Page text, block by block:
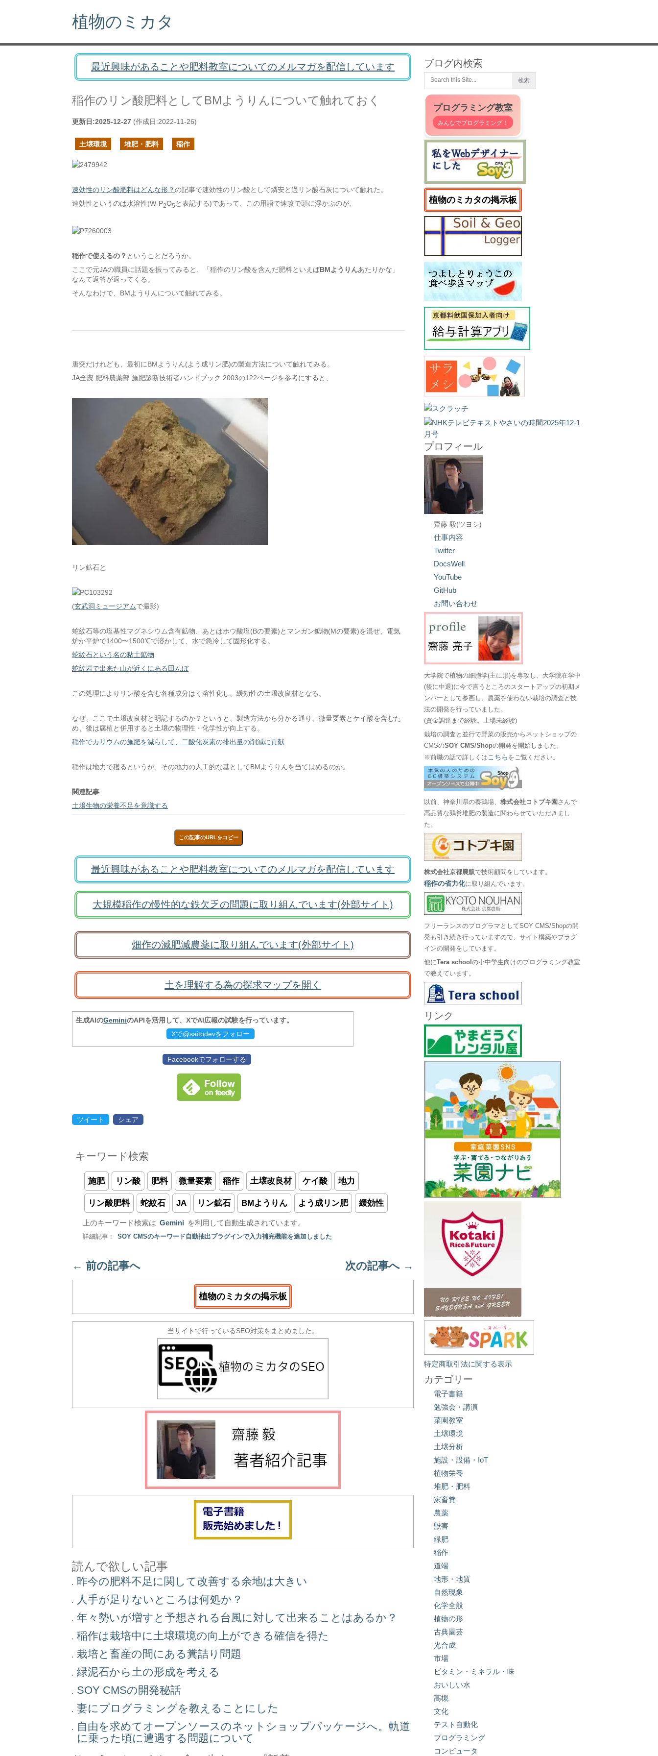
植物のミカタ
最近興味があることや肥料教室についてのメルマガを配信しています
稲作のリン酸肥料としてBMようりんについて触れておく
更新日:2025-12-27 (作成日:2022-11-26)
土壌環境 堆肥・肥料 稲作
速効性のリン酸肥料はどんな形？の記事で速効性のリン酸として燐安と過リン酸石灰について触れた。
速効性というのは水溶性(W-P2O5 と表記する)であって、この用語で速攻で頭に浮かぶのが、
稲作で使えるの？ ということだろうか。
ここで元JAの職員に話題を振ってみると、「稲作のリン酸を含んだ肥料といえばBMようりんあたりかな」
なんて返答が返ってくる。
そんなわけで、BMようりんについて触れてみる。
唐突だけれども、最初にBMようりん(よう成リン肥)の製造方法について触れてみる。
JA全農 肥料農薬部 施肥診断技術者ハンドブック 2003の122ページを参考にすると、
リン鉱石と
(玄武洞ミュージアムで撮影)
蛇紋石等の塩基性マグネシウム含有鉱物、あとはホウ酸塩(Bの要素)とマンガン鉱物(Mの要素)を混ぜ、電気
炉か平炉で1400〜1500℃で溶かして、水で急冷して固形化する。
蛇紋石という名の粘土鉱物
蛇紋岩で出来た山が近くにある田んぼ
この処理によりリン酸を含む各種成分はく溶性化し、緩効性の土壌改良材となる。
なぜ、ここで土壌改良材と明記するのか？というと、製造方法から分かる通り、微量要素とケイ酸を含むた
め、後は腐植と併用すると土壌の物理性・化学性が向上する。
稲作でカリウムの施肥を減らして、二酸化炭素の排出量の削減に貢献
稲作は地力で穫るというが、その地力の人工的な基としてBMようりんを当てはめるのか。
関連記事
土壌生物の栄養不足を意識する
この記事のURLをコピー
最近興味があることや肥料教室についてのメルマガを配信しています
大規模稲作の慢性的な鉄欠乏の問題に取り組んでいます(外部サイト)
畑作の減肥減農薬に取り組んでいます(外部サイト)
土を理解する為の探求マップを開く
生成AIのGeminiのAPIを活用して、XでAI広報の試験を行っています。
Xで@saitodevをフォロー
Facebookでフォローする
ツイート シェア
キーワード検索
施肥 リン酸 肥料 微量要素 稲作 土壌改良材 ケイ酸 地力
リン酸肥料 蛇紋石 JA リン鉱石 BMようりん よう成リン肥 緩効性
上のキーワード検索は Gemini を利用して自動生成されています。
詳細記事 : SOY CMSのキーワード自動抽出プラグインで入力補完機能を追加しました
← 前の記事へ 次の記事へ →
植物のミカタの掲示板
当サイトで行っているSEO対策をまとめました。
読んで欲しい記事
昨今の肥料不足に関して改善する余地は大きい
人手が足りないところは何処か？
年々勢いが増すと予想される台風に対して出来ることはあるか？
稲作は栽培中に土壌環境の向上ができる確信を得た
栽培と畜産の間にある糞詰り問題
緑泥石から土の形成を考える
SOY CMSの開発秘話
妻にプログラミングを教えることにした
自由を求めてオープンソースのネットショップパッケージへ。軌道
に乗った頃に遭遇する問題について
ブログ内検索
プログラミング教室
みんなでプログラミング！
植物のミカタの掲示板
プロフィール
齋藤 毅(ツヨシ)
仕事内容
Twitter
DocsWell
YouTube
GitHub
お問い合わせ
大学院で植物の細胞学(主に形)を専攻し、大学院在学中
(後に中退)に今で言うところのスタートアップの初期メ
ンバーとして参画し、農薬を使わない栽培の調査と技
法の開発を行っていました。
(資金調達まで経験。上場未経験)
栽培の調査と並行で野菜の販売からネットショップの
CMSのSOY CMS/Shopの開発を開始しました。
※前職の話で詳しくは こちら をご覧ください。
以前、神奈川県の養鶏場、株式会社コトブキ園 さんで
高品質な鶏糞堆肥の製造に関わらせていただきまし
た。
株式会社京都農販で技術顧問をしています。
稲作の省力化に取り組んでいます。
フリーランスのプログラマとしてSOY CMS/Shopの開
発も引き続き行っていますので、サイト構築やプラグ
インの開発をしています。
他にTera schoolの小中学生向けのプログラミング教室
で教えています。
リンク
特定商取引法に関する表示
カテゴリー
電子書籍
勉強会・講演
菜園教室
土壌環境
土壌分析
施設・設備・IoT
植物栄養
堆肥・肥料
家畜糞
農薬
獣害
緑肥
稲作
道端
地形・地質
自然現象
化学全般
植物の形
古典園芸
光合成
市場
ビタミン・ミネラル・味
おいしい水
高槻
文化
テスト自動化
プログラミング
コンピュータ